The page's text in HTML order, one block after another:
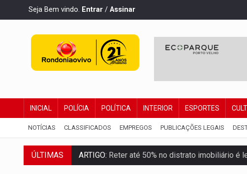
Seja Bem vindo. Entrar / Assinar
INICIAL POLÍCIA POLÍTICA INTERIOR ESPORTES
NOTÍCIAS CLASSIFICADOS EMPREGOS PUBLICAÇÕES LEGAIS
ÚLTIMAS ARTIGO: Reter até 50% no distrato imobiliário é